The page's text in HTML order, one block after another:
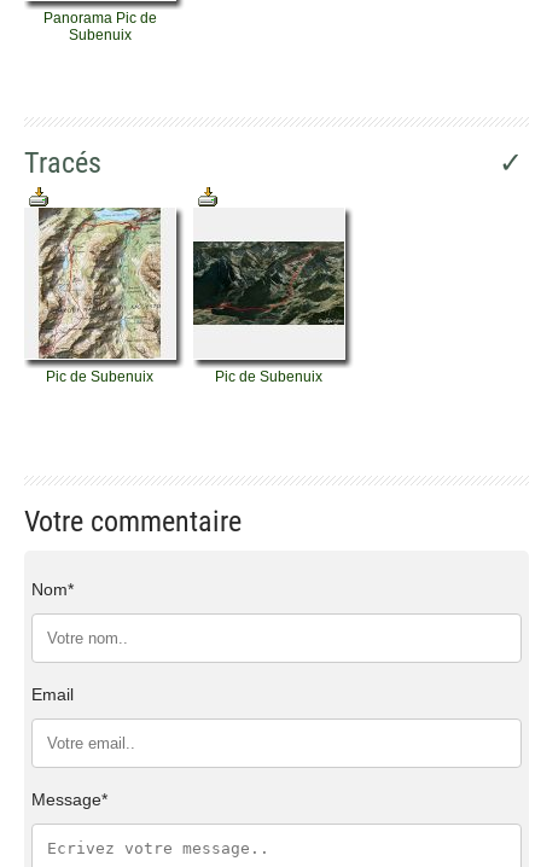
Panorama Pic de
Subenuix
Tracés ✓
Pic de Subenuix Pic de Subenuix
Votre commentaire
Nom*
Email
Message*